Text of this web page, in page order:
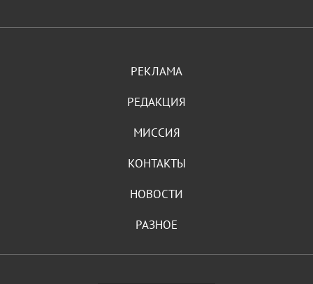
РЕКЛАМА
РЕДАКЦИЯ
МИССИЯ
КОНТАКТЫ
НОВОСТИ
РАЗНОЕ